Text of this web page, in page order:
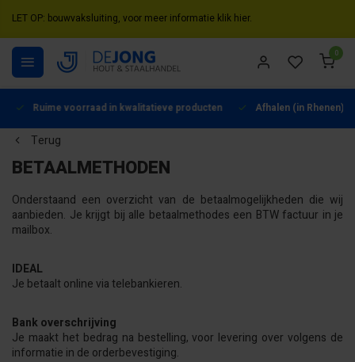
LET OP: bouwvaksluiting, voor meer informatie klik hier.
0
Ruime voorraad in kwalitatieve producten Afhalen (in Rhenen)
Terug
BETAALMETHODEN
Onderstaand een overzicht van de betaalmogelijkheden die wij
aanbieden. Je krijgt bij alle betaalmethodes een BTW factuur in je
mailbox.
IDEAL
Je betaalt online via telebankieren.
Bank overschrijving
Je maakt het bedrag na bestelling, voor levering over volgens de
informatie in de orderbevestiging.